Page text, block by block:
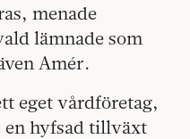
menade
lämnade som
Amér.
eget vårdföretag,
en hyfsad tillväxt